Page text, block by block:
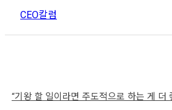
CEO칼럼
“기왕 할 일이라면 주도적으로 하는 게 더